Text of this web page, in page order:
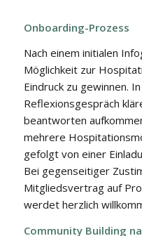
Onboarding-Prozess
Nach einem initialen
Möglichkeit zur
Eindruck zu gewinnen.
Reflexionsgespräch
beantworten
mehrere
gefolgt von einer
Bei gegenseitiger
Mitgliedsvertrag auf
werdet herzlich
Community Building